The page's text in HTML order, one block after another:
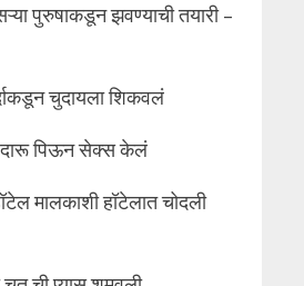
पुरुषाकडून झवण्याची तयारी –
चुदायला शिकवलं
दारू पिऊन सेक्स केलं
मालकाशी हॉटेलात चोदली